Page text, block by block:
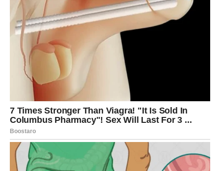
Rakovi ulaze u period kada karma razotkriva istinu u
odnosima. Možda ćete konačno shvatiti ko je zaista bio uz
vas u teškim trenucima, a ko je bio samo prolazna
podrška.
Ovo je period u kojem se mogu zatvoriti stara poglavlja.
Iako to ponekad može biti emotivno, takve promene često
donose olakšanje.
U ljubavi su mogući romantični trenuci, ali i važni
razgovori koji donose jasnoću. Slobodni Rakovi mogli bi
upoznati osobu koja im vraća veru u ljubav.